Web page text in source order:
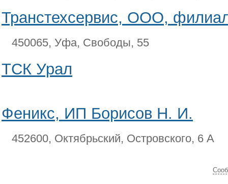
Транстехсервис, ООО,
450065, Уфа, Свободы, 55
ТСК Урал
Феникс, ИП Борисов Н. И.
452600, Октябрьский, Островского, 6 А